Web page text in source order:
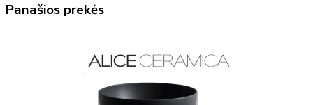
Panašios prekės